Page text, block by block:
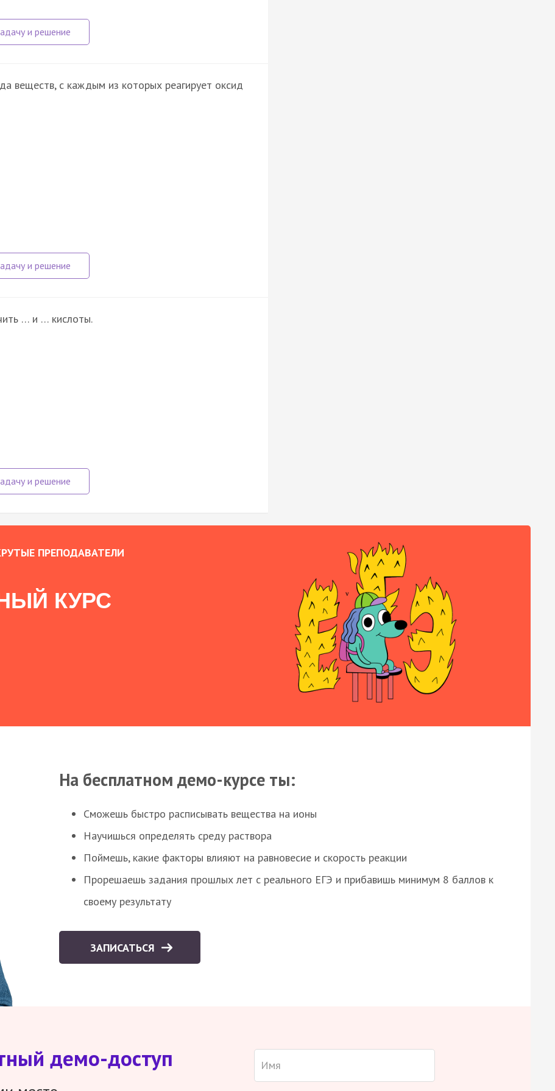
веществ, с каждым из которых реагирует оксид
… и … кислоты.
ПРЕПОДАВАТЕЛИ
КУРС
На бесплатном демо-курсе ты:
Сможешь быстро расписывать вещества на ионы
Научишься определять среду раствора
Поймешь, какие факторы влияют на равновесие и скорость реакции
Прорешаешь задания прошлых лет с реального ЕГЭ и прибавишь минимум 8 баллов к
своему результату
ЗАПИСАТЬСЯ
демо-доступ